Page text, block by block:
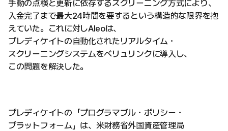
手動の点検と更新に依存するスクリーニング方式により、
入金完了まで最大24時間を要するという構造的な限界を抱
えていた。これに対しAleoは、
プレディケイトの自動化されたリアルタイム・
スクリーニングシステムをベリュリンクに導入し、
この問題を解決した。
プレディケイトの「プログラマブル・ポリシー・
プラットフォーム」は、米財務省外国資産管理局